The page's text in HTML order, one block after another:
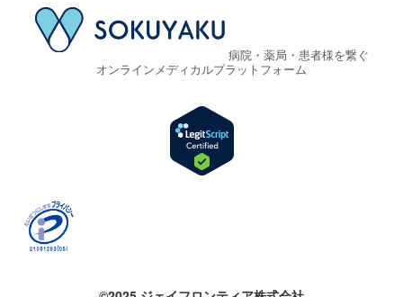
病院・薬局・患者様を繋ぐ
オンラインメディカルプラットフォーム